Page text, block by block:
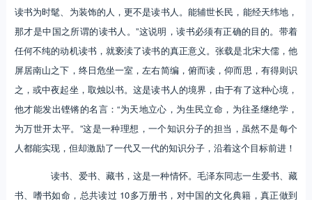
读书为时髦、为装饰的人，更不是读书人。能辅世长民，能经天纬地，
那才是中国之所谓的读书人。”这说明，读书必须有正确的目的。带着
任何不纯的动机读书，就亵渎了读书的真正意义。张载是北宋大儒，他
屏居南山之下，终日危坐一室，左右简编，俯而读，仰而思，有得则识
之，或中夜起坐，取烛以书。这是读书人的境界，由于有了这种心境，
他才能发出铿锵的名言：“为天地立心，为生民立命，为往圣继绝学，
为万世开太平。”这是一种理想，一个知识分子的担当，虽然不是每个
人都能实现，但却激励了一代又一代的知识分子，沿着这个目标前进！
读书、爱书、藏书，这是一种情怀。毛泽东同志一生爱书、藏
书、嗜书如命，总共读过 10多万册书，对中国的文化典籍，真正做到